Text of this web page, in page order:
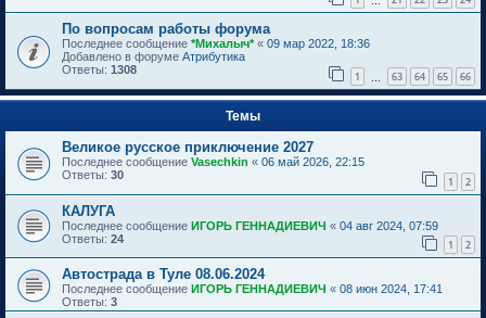
По вопросам работы форума
Последнее сообщение *Михалыч*« 09 мар 2022, 18:36
Добавлено в форуме Атрибутика
Ответы: 1308 1 63 64 65 66
Темы
Великое русское приключение 2027
Последнее сообщение Vasechkin « 06 май 2026, 22:15
Ответы: 30 1 2
КАЛУГА
Последнее сообщение ИГОРЬ ГЕННАДИЕВИЧ « 04 авг 2024, 07:59
Ответы: 24 1 2
Автострада в Туле 08.06.2024
Последнее сообщение ИГОРЬ ГЕННАДИЕВИЧ « 08 июн 2024, 17:41
Ответы: 3